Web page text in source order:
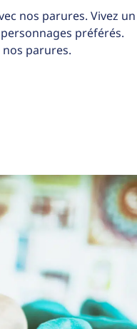
nos parures. Vivez un
préférés.
parures.